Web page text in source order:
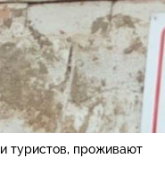
туристов, проживают